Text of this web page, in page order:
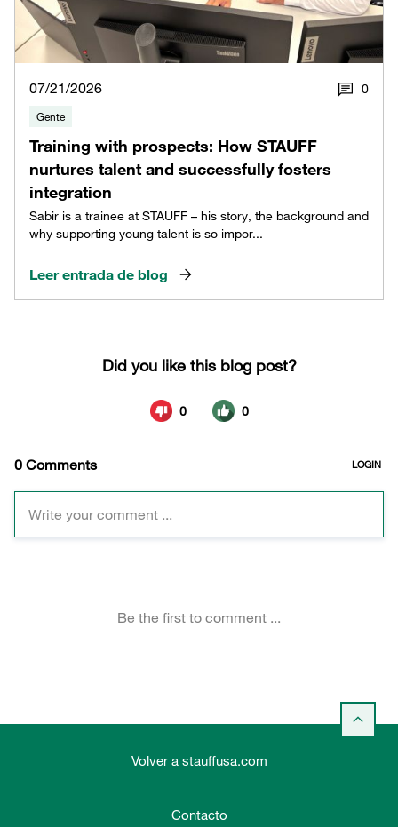
07/21/2026 0
Gente
Training with prospects: How STAUFF
nurtures talent and successfully fosters
integration
Sabir is a trainee at STAUFF – his story, the background and
why supporting young talent is so impor...
Leer entrada de blog
Volver a stauffusa.com
Contacto